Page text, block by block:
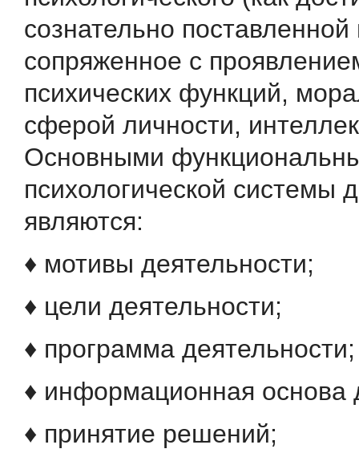
сознательно поставленной
сопряженное с
психических функций,
сферой личности,
Основными
психологической системы
являются:
♦ мотивы деятельности;
♦ цели деятельности;
♦ программа деятельности;
♦ информационная основа
♦ принятие решений;